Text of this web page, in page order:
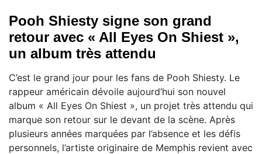
Pooh Shiesty signe son grand
retour avec « All Eyes On Shiest »,
un album très attendu
C’est le grand jour pour les fans de Pooh Shiesty. Le
rappeur américain dévoile aujourd’hui son nouvel
album « All Eyes On Shiest », un projet très attendu qui
marque son retour sur le devant de la scène. Après
plusieurs années marquées par l’absence et les défis
personnels, l’artiste originaire de Memphis revient avec